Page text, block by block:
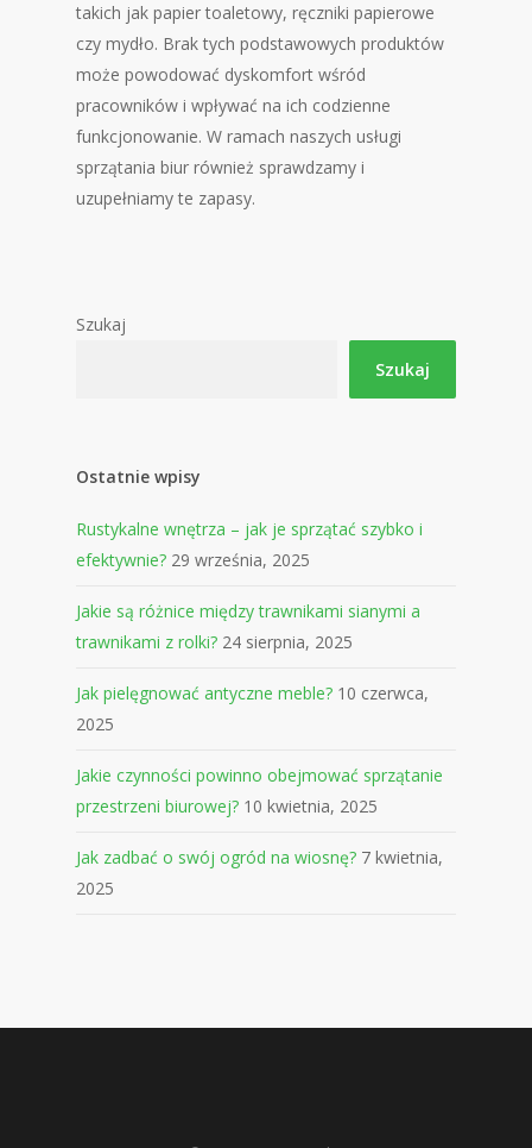
takich jak papier toaletowy, ręczniki papierowe
czy mydło. Brak tych podstawowych produktów
może powodować dyskomfort wśród
pracowników i wpływać na ich codzienne
funkcjonowanie. W ramach naszych usługi
sprzątania biur również sprawdzamy i
uzupełniamy te zapasy.
Szukaj
Szukaj
Ostatnie wpisy
Rustykalne wnętrza – jak je sprzątać szybko i
efektywnie? 29 września, 2025
Jakie są różnice między trawnikami sianymi a
trawnikami z rolki? 24 sierpnia, 2025
Jak pielęgnować antyczne meble? 10 czerwca,
2025
Jakie czynności powinno obejmować sprzątanie
przestrzeni biurowej? 10 kwietnia, 2025
Jak zadbać o swój ogród na wiosnę? 7 kwietnia,
2025